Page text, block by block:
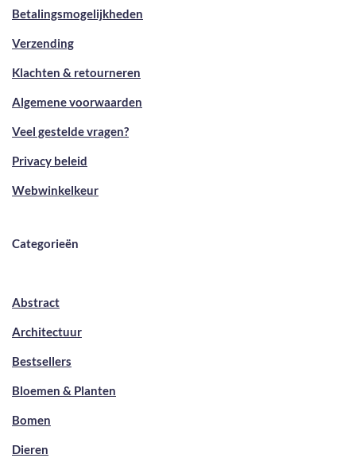
Betalingsmogelijkheden
Verzending
Klachten & retourneren
Algemene voorwaarden
Veel gestelde vragen?
Privacy beleid
Webwinkelkeur
Categorieën
Abstract
Architectuur
Bestsellers
Bloemen & Planten
Bomen
Dieren